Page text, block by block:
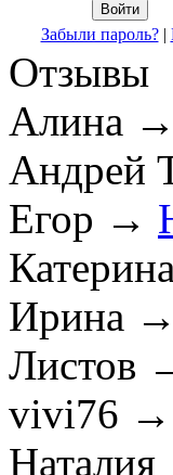
Забыли пароль?|
Отзывы
Алина →
Андрей
Егор →
Катерина
Ирина →
Листов
vivi76 →
Наталия